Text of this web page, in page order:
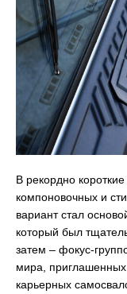
В рекордно
компоновочных и
вариант стал
который был
затем – фокус-
мира,
карьерных